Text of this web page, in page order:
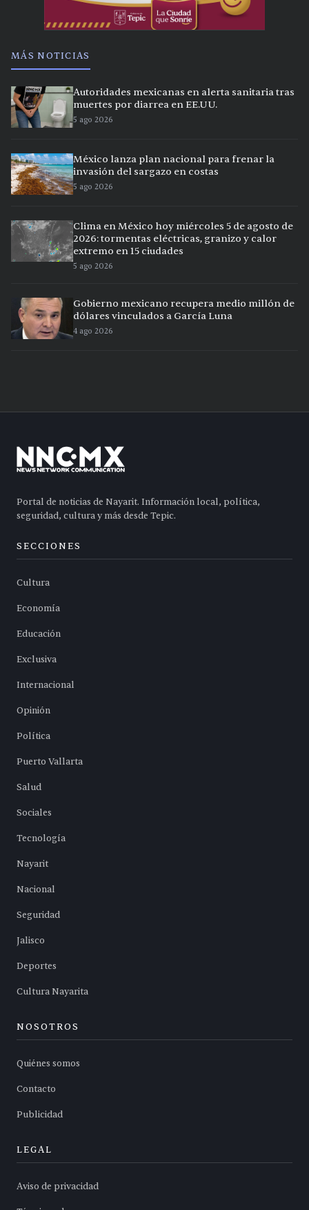
MÁS NOTICIAS
Autoridades mexicanas en alerta sanitaria tras
muertes por diarrea en EE.UU.
5 ago 2026
México lanza plan nacional para frenar la
invasión del sargazo en costas
5 ago 2026
Clima en México hoy miércoles 5 de agosto de
2026: tormentas eléctricas, granizo y calor
extremo en 15 ciudades
5 ago 2026
Gobierno mexicano recupera medio millón de
dólares vinculados a García Luna
4 ago 2026
Portal de noticias de Nayarit. Información local, política,
seguridad, cultura y más desde Tepic.
SECCIONES
Cultura
Economía
Educación
Exclusiva
Internacional
Opinión
Política
Puerto Vallarta
Salud
Sociales
Tecnología
Nayarit
Nacional
Seguridad
Jalisco
Deportes
Cultura Nayarita
NOSOTROS
Quiénes somos
Contacto
Publicidad
LEGAL
Aviso de privacidad